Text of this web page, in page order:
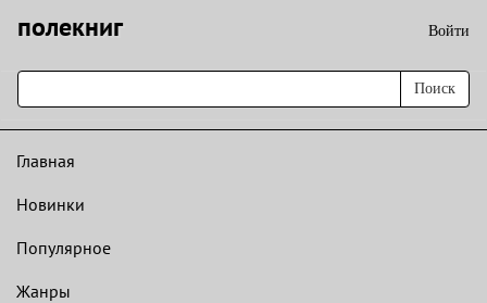
полекниг Войти
Поиск
Главная
Новинки
Популярное
Жанры